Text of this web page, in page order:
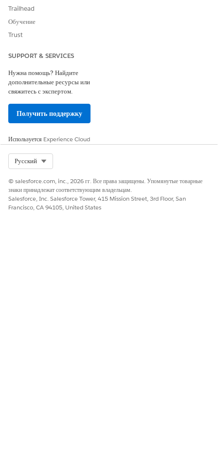
Trailhead
Обучение
Trust
SUPPORT & SERVICES
Нужна помощь? Найдите
дополнительные ресурсы или
свяжитесь с экспертом.
Получить поддержку
Используется Experience Cloud
Русский
© salesforce.com, inc., 2026 гг. Все права защищены. Упомянутые товарные
знаки принадлежат соответствующим владельцам.
Salesforce, Inc. Salesforce Tower, 415 Mission Street, 3rd Floor, San
Francisco, CA 94105, United States